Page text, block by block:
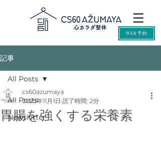
WEB予約
記事
All Posts
Newsletter
All Posts
胃腸を強くする栄養素
cs60azumaya
2025年11月1日 読了時間: 2分